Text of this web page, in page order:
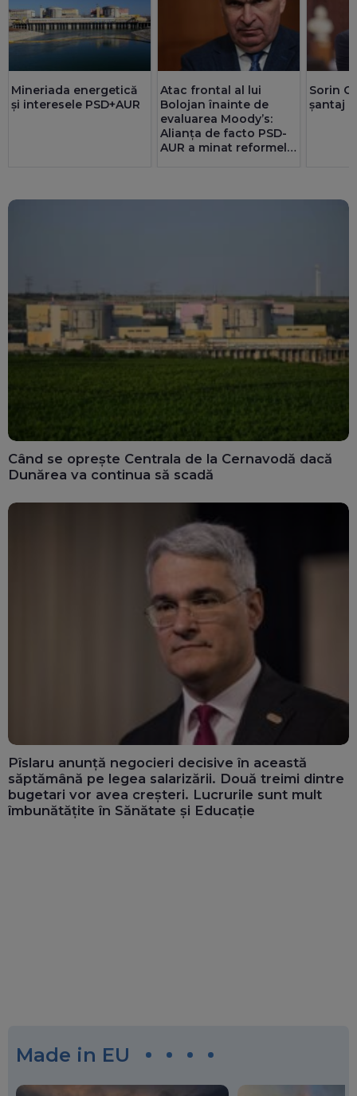
Mineriada energetică
și interesele PSD+AUR
Atac frontal al lui
Bolojan înainte de
evaluarea Moody’s:
Alianța de facto PSD-
AUR a minat reformele
Sorin
șantaj
Când se oprește Centrala de la Cernavodă dacă
Dunărea va continua să scadă
Pîslaru anunță negocieri decisive în această
săptămână pe legea salarizării. Două treimi dintre
bugetari vor avea creșteri. Lucrurile sunt mult
îmbunătățite în Sănătate și Educație
Made in EU